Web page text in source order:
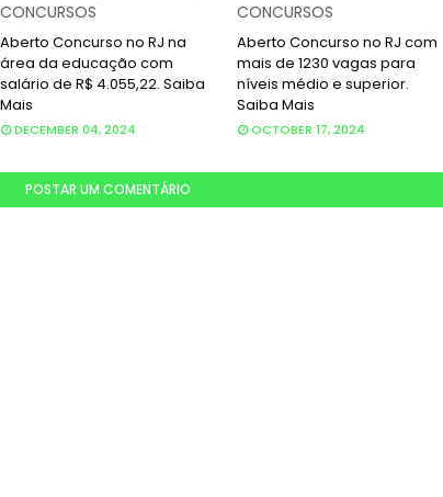
CONCURSOS
Aberto Concurso no RJ na
área da educação com
salário de R$ 4.055,22. Saiba
Mais
DECEMBER 04, 2024
CONCURSOS
Aberto Concurso no RJ com
mais de 1230 vagas para
níveis médio e superior.
Saiba Mais
OCTOBER 17, 2024
POSTAR UM COMENTÁRIO